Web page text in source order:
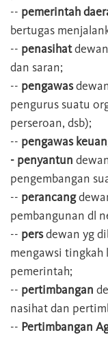
-- pemerintah
bertugas
-- penasihat
dan saran;
-- pengawas
pengurus suatu
perseroan, dsb);
-- pengawas
- penyantun
pengembangan
-- perancang
pembangunan dl
-- persdewan yg
mengawsi tingkah
pemerintah;
-- pertimbangan
nasihat dan
-- Pertimbangan